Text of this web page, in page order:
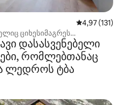
საშუალო
4,97 (131)
ციხესიმაგრეს
დასასვენებელი
რომლებთანაც
ლედროს ტბა